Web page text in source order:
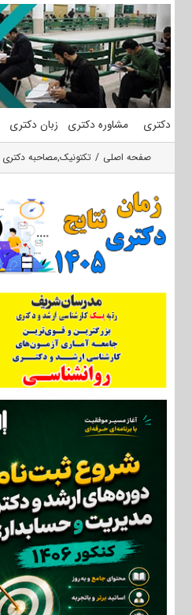
محتوا
دکتری مشاوره دکتری زبان دکتری
صفحه اصلی تکتونیک,مصاحبه دکتری